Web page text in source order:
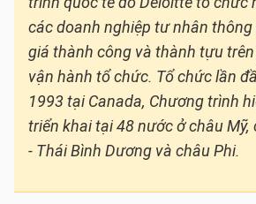
các doanh nghiệp tư nhân thông
giá thành công và thành tựu
vận hành tổ chức. Tổ chức lần
1993 tại Canada, Chương trình
triển khai tại 48 nước ở châu Mỹ,
- Thái Bình Dương và châu Phi.